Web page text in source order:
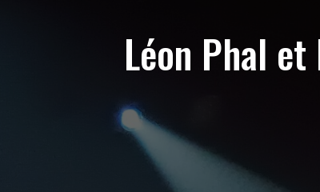
Léon Phal